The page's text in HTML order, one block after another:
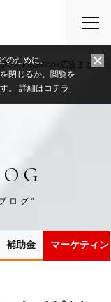
Facebook広告まとめ
のために、
閉じるか、閲覧を
。 詳細はコチラ
ログ"
補助金 マーケティン